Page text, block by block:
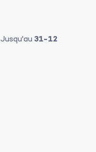
Jusqu'au 31-12